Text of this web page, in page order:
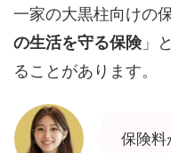
一家の大黒柱向けの
の生活を守る保険」
ることがあります。
保険料